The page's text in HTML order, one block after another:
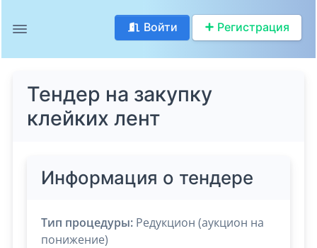
Войти Регистрация
Тендер на закупку
клейких лент
Информация о тендере
Тип процедуры: Редукцион (аукцион на
понижение)